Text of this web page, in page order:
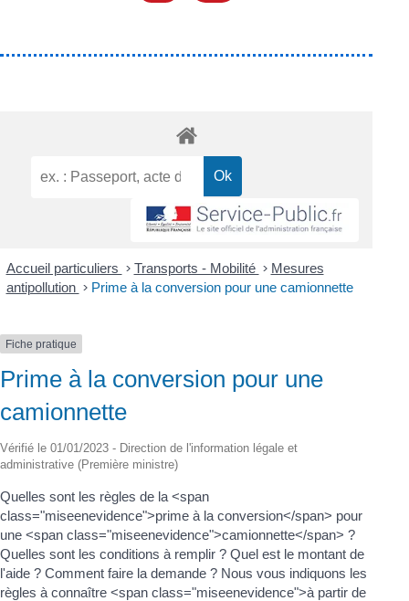
Accueil particuliers > Transports - Mobilité > Mesures
antipollution > Prime à la conversion pour une camionnette
Fiche pratique
Prime à la conversion pour une
camionnette
Vérifié le 01/01/2023 - Direction de l'information légale et
administrative (Première ministre)
Quelles sont les règles de la <span
class="miseenevidence">prime à la conversion</span> pour
une <span class="miseenevidence">camionnette</span> ?
Quelles sont les conditions à remplir ? Quel est le montant de
l'aide ? Comment faire la demande ? Nous vous indiquons les
règles à connaître <span class="miseenevidence">à partir de